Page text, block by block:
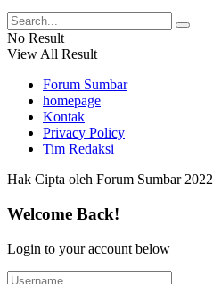
No Result
View All Result
Forum Sumbar
homepage
Kontak
Privacy Policy
Tim Redaksi
Hak Cipta oleh Forum Sumbar 2022
Welcome Back!
Login to your account below